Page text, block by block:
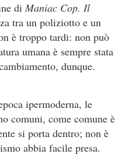
di Maniac Cop. Il
tra un poliziotto e un
è troppo tardi: non può
umana è sempre stata
dunque.
ipermoderna, le
comuni, come comune è
si porta dentro; non è
abbia facile presa.